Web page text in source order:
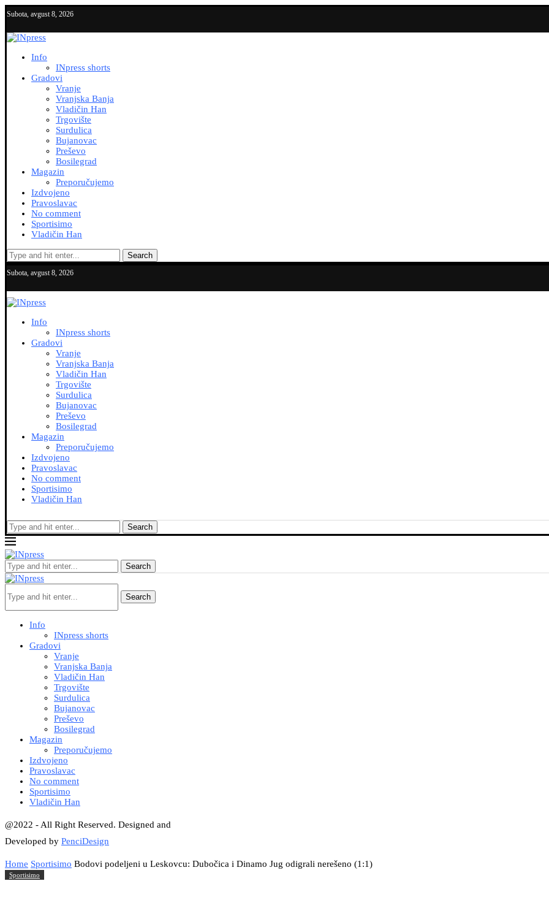
Subota, avgust 8, 2026
Info
INpress shorts
Gradovi
Vranje
Vranjska Banja
Vladičin Han
Trgovište
Surdulica
Bujanovac
Preševo
Bosilegrad
Magazin
Preporučujemo
Izdvojeno
Pravoslavac
No comment
Sportisimo
Vladičin Han
Search
Subota, avgust 8, 2026
Info
INpress shorts
Gradovi
Vranje
Vranjska Banja
Vladičin Han
Trgovište
Surdulica
Bujanovac
Preševo
Bosilegrad
Magazin
Preporučujemo
Izdvojeno
Pravoslavac
No comment
Sportisimo
Vladičin Han
Search
Search
Search
Info
INpress shorts
Gradovi
Vranje
Vranjska Banja
Vladičin Han
Trgovište
Surdulica
Bujanovac
Preševo
Bosilegrad
Magazin
Preporučujemo
Izdvojeno
Pravoslavac
No comment
Sportisimo
Vladičin Han
@2022 - All Right Reserved. Designed and
Developed by PenciDesign
Home Sportisimo Bodovi podeljeni u Leskovcu: Dubočica i Dinamo Jug odigrali nerešeno (1:1)
Sportisimo